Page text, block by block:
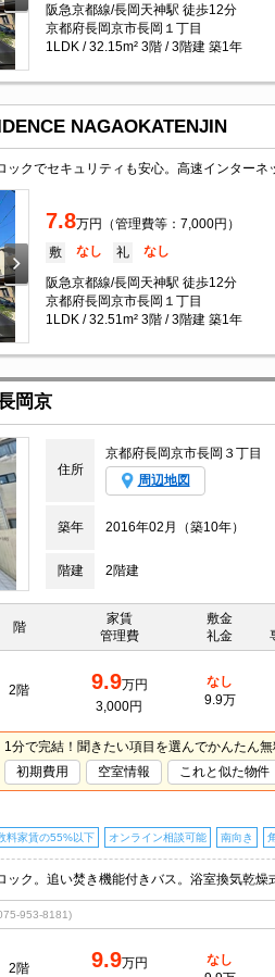
阪急京都線/長岡天神駅 徒歩12分
京都府長岡京市長岡１丁目
1LDK / 32.15m² 3階 / 3階建 築1年
NAGAOKATENJIN
7.8万円（管理費等：7,000円）
敷 なし 礼 なし
阪急京都線/長岡天神駅 徒歩12分
京都府長岡京市長岡１丁目
1LDK / 32.51m² 3階 / 3階建 築1年
岡京
住所
京都府長岡京市長岡３丁目
周辺地図
築年 2016年02月（築10年）
階建 2階建
階
家賃
管理費
敷金
礼金
2階 9.9万円
3,000円
なし
9.9万
1分で完結！聞きたい項目を選んでかんたん無
初期費用
空室情報 これと似た物件
料家賃の55%以下 オンライン相談可能 南向き
953-8181)
2階 9.9万円
なし